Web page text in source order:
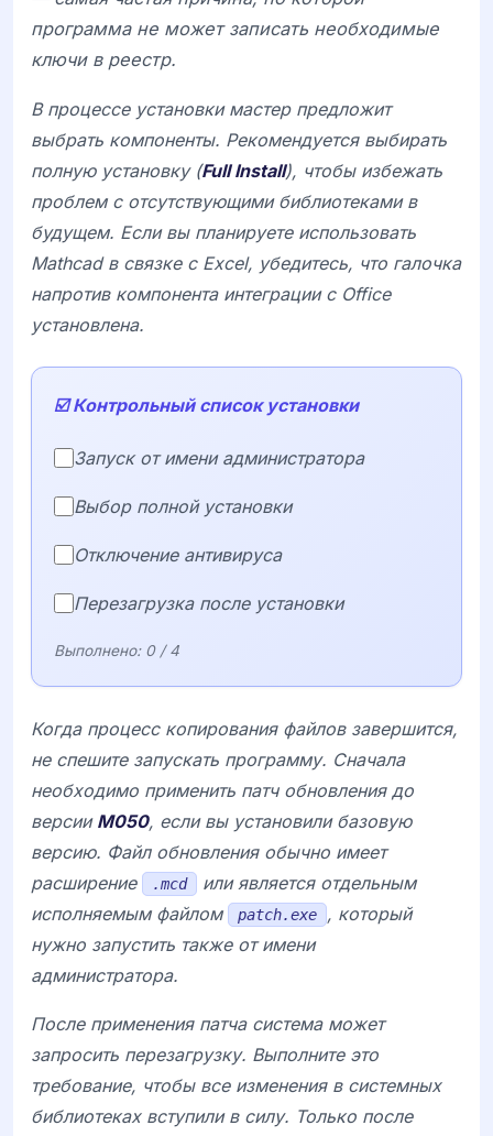
программа не может записать необходимые
ключи в реестр.
В процессе установки мастер предложит
выбрать компоненты. Рекомендуется выбирать
полную установку (Full Install), чтобы избежать
проблем с отсутствующими библиотеками в
будущем. Если вы планируете использовать
Mathcadв связке с Excel, убедитесь, что галочка
напротив компонента интеграции с Office
установлена.
☑️ Контрольный список установки
Запуск от имени администратора
Выбор полной установки
Отключение антивируса
Перезагрузка после установки
Выполнено: 0/ 4
Когда процесс копирования файлов завершится,
не спешите запускать программу. Сначала
необходимо применить патч обновления до
версии M050, если вы установили базовую
версию. Файл обновления обычно имеет
расширение
.mcd
или является отдельным
исполняемым файлом
patch.exe
, который
нужно запустить также от имени
администратора.
После применения патча система может
запросить перезагрузку. Выполните это
требование, чтобы все изменения в системных
библиотеках вступили в силу. Только после